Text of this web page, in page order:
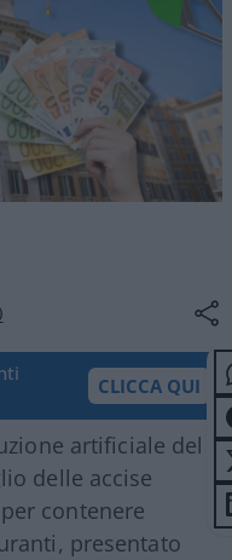
CLICCA QUI
artificiale del
delle accise
contenere
presentato